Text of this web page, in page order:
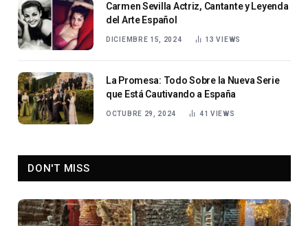
Carmen Sevilla Actriz, Cantante y Leyenda
del Arte Español
DICIEMBRE 15, 2024 13VIEWS
La Promesa: Todo Sobre la Nueva Serie
que Está Cautivando a España
OCTUBRE 29, 2024 41VIEWS
DON'T MISS